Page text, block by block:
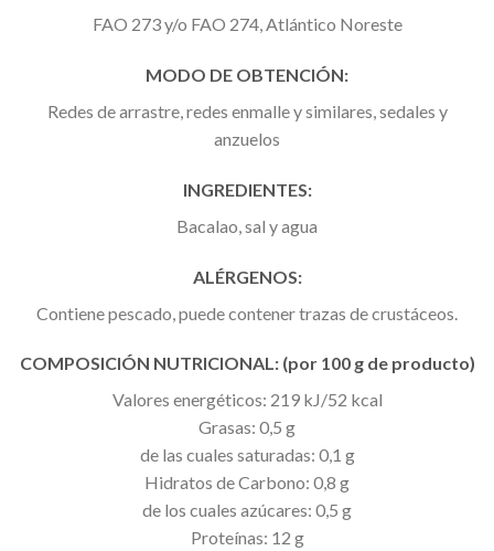
FAO 273 y/o FAO 274, Atlántico Noreste
MODO DE OBTENCIÓN:
Redes de arrastre, redes enmalle y similares, sedales y
anzuelos
INGREDIENTES:
Bacalao, sal y agua
ALÉRGENOS:
Contiene pescado, puede contener trazas de crustáceos.
COMPOSICIÓN NUTRICIONAL: (por 100 g de producto)
Valores energéticos: 219 kJ/52 kcal
Grasas: 0,5 g
de las cuales saturadas: 0,1 g
Hidratos de Carbono: 0,8 g
de los cuales azúcares: 0,5 g
Proteínas: 12 g